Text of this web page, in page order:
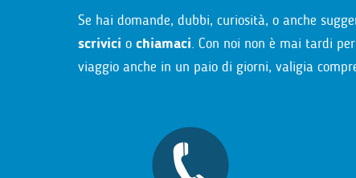
Se hai domande, dubbi, curiosità, o anche
scrivici o chiamaci. Con noi non è mai tardi
viaggio anche in un paio di giorni, valigia